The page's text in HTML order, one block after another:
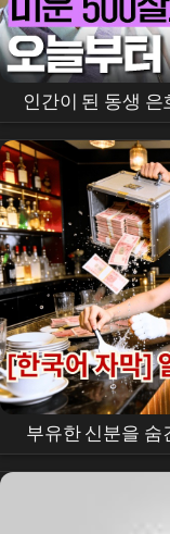
인간이 된 동생
게 싸우고 이별했
인간입니다만 #
부유한 신분을 숨
을 하자, 아빠가